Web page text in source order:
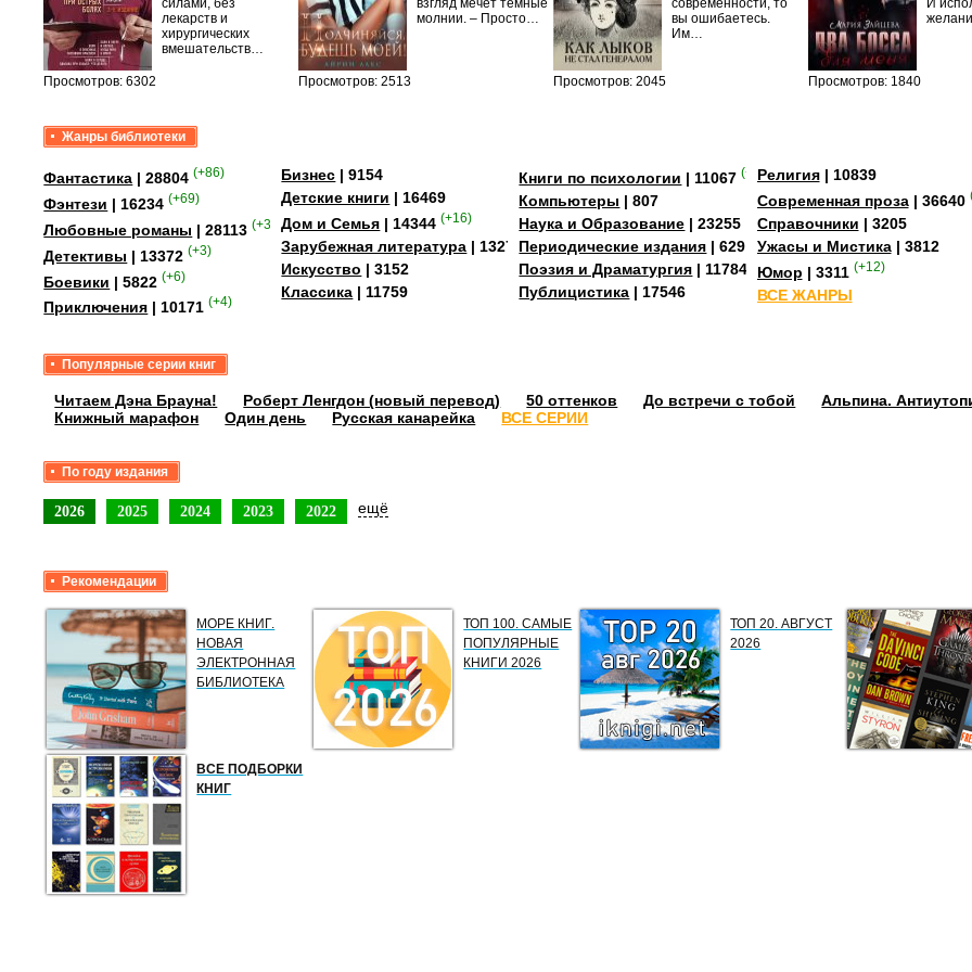
Просмотров: 6302
силами, без
лекарств и
хирургических
вмешательств…
Просмотров: 2513
взгляд мечет темные
молнии. – Просто…
Просмотров: 2045
современности, то
вы ошибаетесь.
Им…
Просмотров: 1840
И
Жанры библиотеки
Фантастика | 28804 (+86)
Фэнтези | 16234 (+69)
Любовные романы | 28113 (+358)
Детективы | 13372 (+3)
Боевики | 5822 (+6)
Приключения | 10171 (+4)
Бизнес | 9154
Детские книги | 16469
Дом и Семья | 14344 (+16)
Зарубежная литература | 13273
Искусство | 3152
Классика | 11759
Книги по психологии | 11067 (+3)
Компьютеры | 807
Наука и Образование | 23255
Периодические издания | 629
Поэзия и Драматургия | 11784
Публицистика | 17546
Религия| 10839
Современная проза| 36640
Справочники | 3205
Ужасы и Мистика| 3812
Юмор | 3311 (+12)
ВСЕ ЖАНРЫ
Популярные серии книг
Читаем Дэна Брауна! Роберт Ленгдон (новый перевод) 50 оттенков До встречи с тобой
Альпина.
Книжный марафон
Один день Русская канарейка ВСЕ СЕРИИ
По году издания
2026 2025 2024 2023 2022 ещё
Рекомендации
МОРЕ КНИГ.
НОВАЯ
ЭЛЕКТРОННАЯ
БИБЛИОТЕКА
ТОП 100. САМЫЕ
ПОПУЛЯРНЫЕ
КНИГИ 2026
ТОП 20. АВГУСТ
2026
ВСЕ ПОДБОРКИ
КНИГ